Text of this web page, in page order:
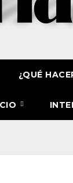
¿QUÉ